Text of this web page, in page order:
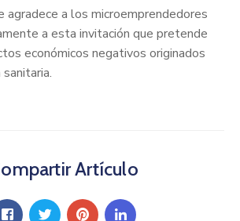
agradece a los microemprendedores
a esta invitación que pretende
económicos negativos originados
Artículo